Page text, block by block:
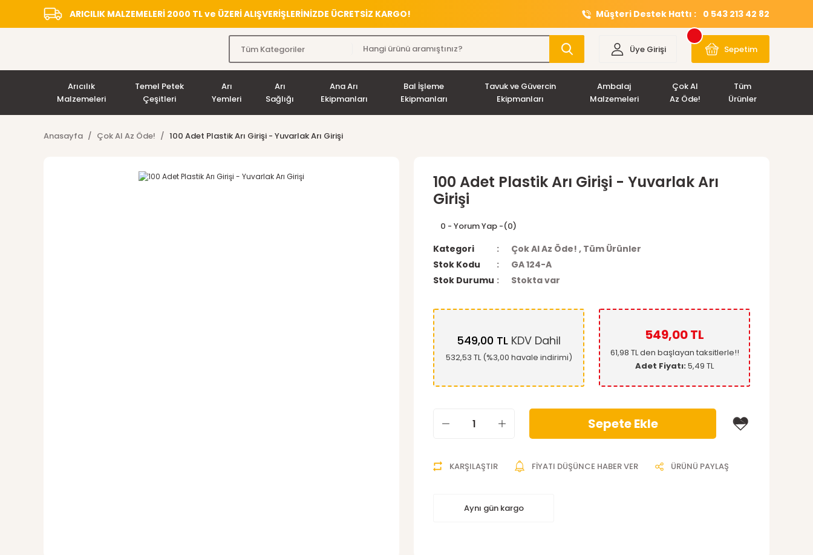
ARICILIK MALZEMELERİ 2000 TL ve ÜZERİ ALIŞVERİŞLERİNİZDE ÜCRETSİZ KARGO! Müşteri Destek Hattı : 0 543 213 42 82
Üye Girişi Sepetim
Arıcılık
Malzemeleri
Temel Petek
Çeşitleri
Arı
Yemleri
Arı
Sağlığı
Ana Arı
Ekipmanları
Bal İşleme
Ekipmanları
Tavuk ve Güvercin
Ekipmanları
Ambalaj
Malzemeleri
Çok Al
Az Öde!
Tüm
Ürünler
Anasayfa Çok Al Az Öde! 100 Adet Plastik Arı Girişi - Yuvarlak Arı Girişi
100 Adet Plastik Arı Girişi - Yuvarlak Arı
Girişi
0 - Yorum Yap -(0)
Kategori Çok Al Az Öde! , Tüm Ürünler
Stok Kodu
GA 124-A
Stok Durumu
Stokta var
549,00 TL KDV Dahil
532,53 TL (%3,00 havale indirimi)
549,00 TL
61,98 TL den başlayan taksitlerle!!
Adet Fiyatı:5,49 TL
Sepete Ekle
KARŞILAŞTIR FİYATI DÜŞÜNCE HABER VER ÜRÜNÜ PAYLAŞ
Aynı gün kargo